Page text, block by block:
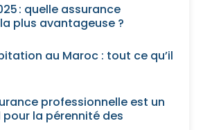
: quelle assurance
plus avantageuse ?
au Maroc : tout ce qu’il
professionnelle est un
la pérennité des